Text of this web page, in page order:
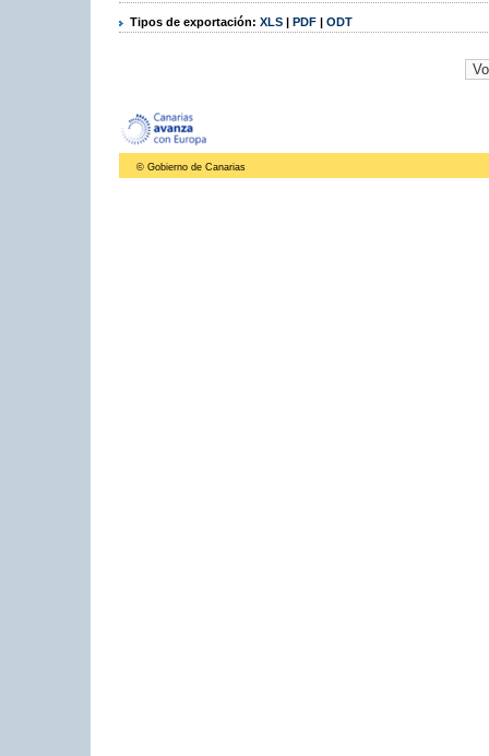
Tipos de exportación: XLS | PDF | ODT
© Gobierno de Canarias